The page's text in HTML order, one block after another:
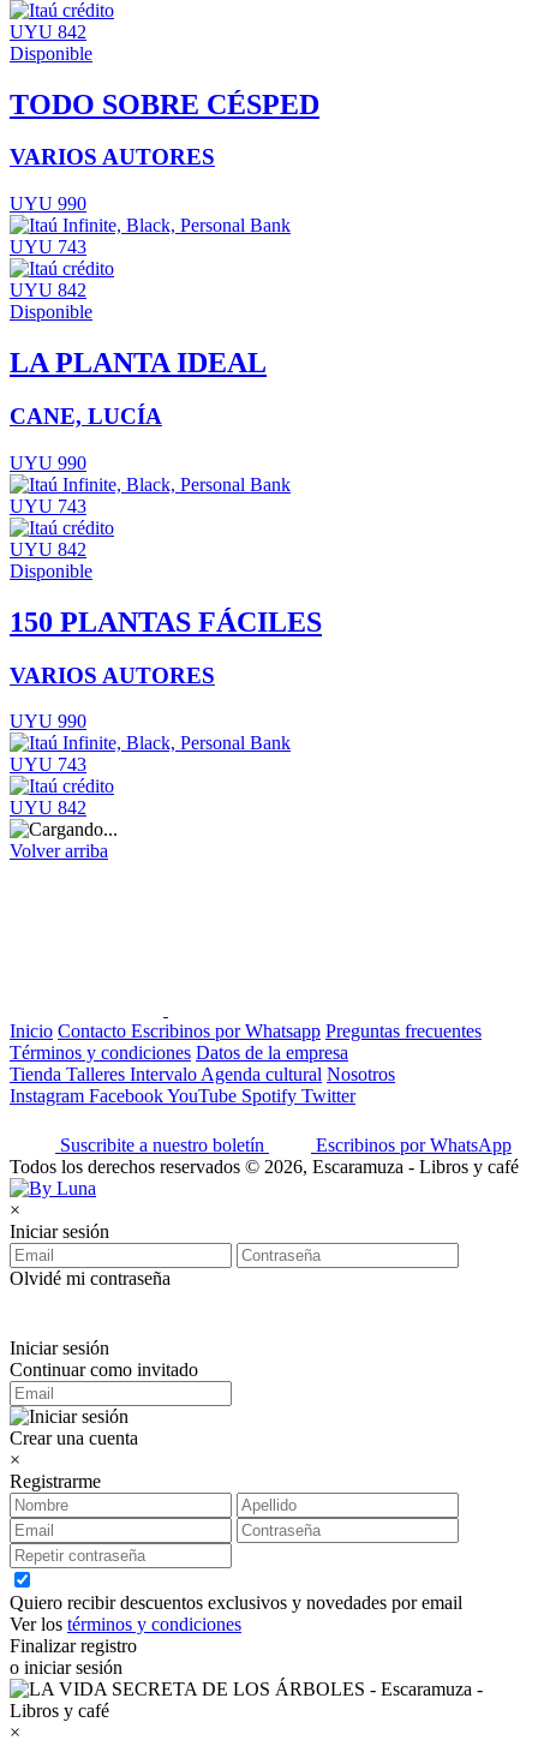
UYU 842
Disponible
TODO SOBRE CÉSPED
VARIOS AUTORES
UYU 990
UYU 743
UYU 842
Disponible
LA PLANTA IDEAL
CANE, LUCÍA
UYU 990
UYU 743
UYU 842
Disponible
150 PLANTAS FÁCILES
VARIOS AUTORES
UYU 990
UYU 743
UYU 842
Volver arriba
Inicio Contacto Escribinos por Whatsapp Preguntas frecuentes
Términos y condiciones Datos de la empresa
Tienda Talleres Intervalo Agenda cultural Nosotros
Instagram FacebookYouTube Spotify Twitter
Suscribite a nuestro boletín
Escribinos por WhatsApp
Todos los derechos reservados © 2026, Escaramuza - Libros y café
×
Iniciar sesión
Olvidé mi contraseña
Iniciar sesión
Continuar como invitado
Crear una cuenta
×
Registrarme
Quiero recibir descuentos exclusivos y novedades por email
Ver los términos y condiciones
Finalizar registro
o iniciar sesión
×